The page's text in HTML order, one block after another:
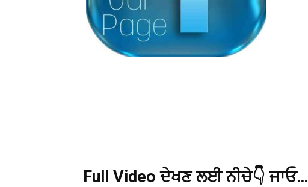
Full Video ਦੇਖਣ ਲਈ ਨੀਚੇ👇 ਜਾਓ…